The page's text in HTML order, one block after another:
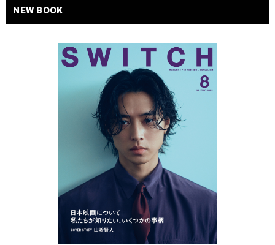
NEW BOOK